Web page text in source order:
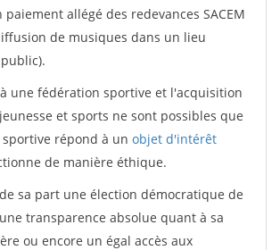
allégé des redevances SACEM
de musiques dans un lieu
une fédération sportive et l'acquisition
et sports ne sont possibles que
répond à un objet d'intérêt
de manière éthique.
sa part une élection démocratique de
transparence absolue quant à sa
ou encore un égal accès aux